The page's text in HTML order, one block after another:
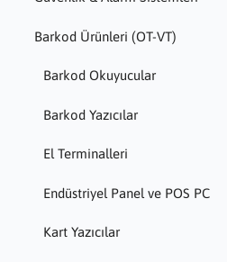
Barkod Ürünleri (OT-VT)
Barkod Okuyucular
Barkod Yazıcılar
El Terminalleri
Endüstriyel Panel ve POS PC
Kart Yazıcılar